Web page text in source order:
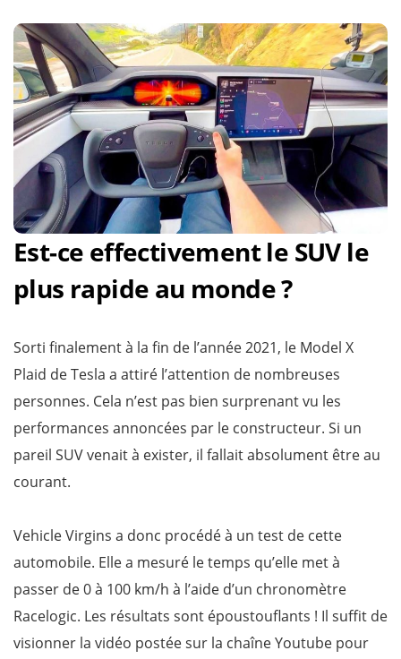
Est-ce effectivement le SUV le
plus rapide au monde ?
Sorti finalement à la fin de l’année 2021, le Model X
Plaid de Tesla a attiré l’attention de nombreuses
personnes. Cela n’est pas bien surprenant vu les
performances annoncées par le constructeur. Si un
pareil SUV venait à exister, il fallait absolument être au
courant.
Vehicle Virgins a donc procédé à un test de cette
automobile. Elle a mesuré le temps qu’elle met à
passer de 0 à 100 km/h à l’aide d’un chronomètre
Racelogic. Les résultats sont époustouflants ! Il suffit de
visionner la vidéo postée sur la chaîne Youtube pour